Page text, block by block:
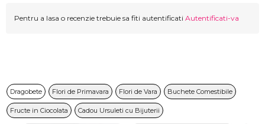
Pentru a lasa o recenzie trebuie sa fiti autentificati Autentificati-va
Dragobete Flori de Primavara Flori de Vara Buchete Comestibile
Fructe in Ciocolata Cadou Ursuleti cu Bijuterii